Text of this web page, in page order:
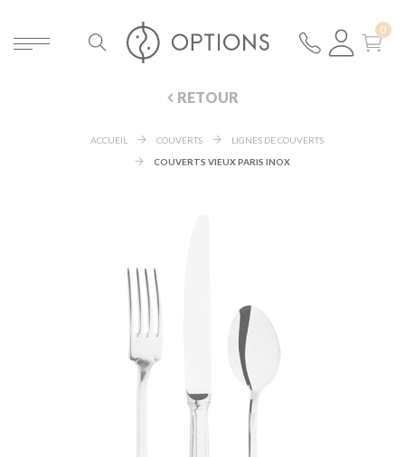
RETOUR
ACCUEIL COUVERTS
LIGNES DE COUVERTS
COUVERTS VIEUX PARIS INOX